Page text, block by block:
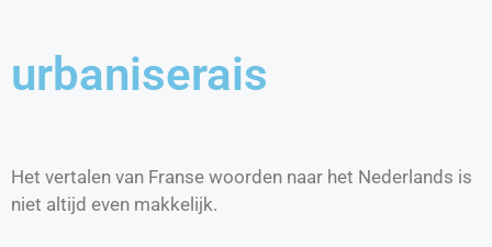
urbaniserais
Het vertalen van Franse woorden naar het Nederlands is
niet altijd even makkelijk.